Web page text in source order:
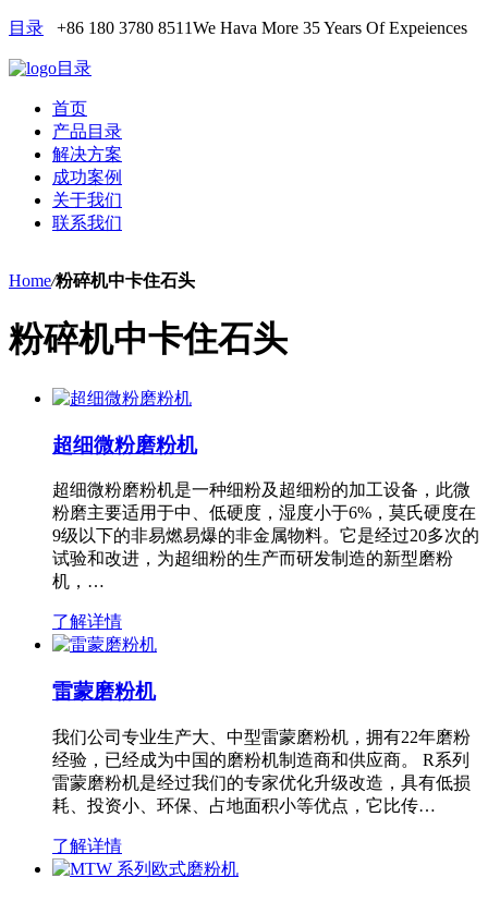
目录 +86 180 3780 8511We Hava More 35 Years Of Expeiences
目录
首页
产品目录
解决方案
成功案例
关于我们
联系我们
Home/粉碎机中卡住石头
粉碎机中卡住石头
超细微粉磨粉机
超细微粉磨粉机是一种细粉及超细粉的加工设备，此微
粉磨主要适用于中、低硬度，湿度小于6%，莫氏硬度在
9级以下的非易燃易爆的非金属物料。它是经过20多次的
试验和改进，为超细粉的生产而研发制造的新型磨粉
机，…
了解详情
雷蒙磨粉机
我们公司专业生产大、中型雷蒙磨粉机，拥有22年磨粉
经验，已经成为中国的磨粉机制造商和供应商。 R系列
雷蒙磨粉机是经过我们的专家优化升级改造，具有低损
耗、投资小、环保、占地面积小等优点，它比传…
了解详情